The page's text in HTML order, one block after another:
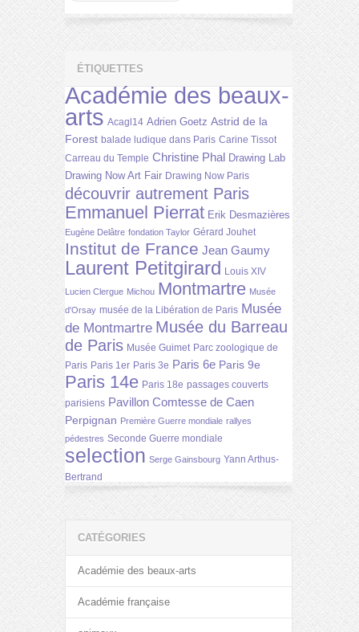
ÉTIQUETTES
Académie des beaux-
arts Acagl14 Adrien Goetz Astrid de la
Forest balade ludique dans Paris Carine Tissot
Carreau du Temple Christine Phal Drawing Lab
Drawing Now Art Fair Drawing Now Paris
découvrir autrement Paris
Emmanuel Pierrat Erik Desmazières
Eugène Delâtre fondation Taylor Gérard Jouhet
Institut de France Jean Gaumy
Laurent Petitgirard Louis XIV
Lucien Clergue Michou Montmartre Musée
d'Orsay musée de la Libération de Paris Musée
de Montmartre Musée du Barreau
de Paris Musée Guimet Parc zoologique de
Paris Paris 1er Paris 3e Paris 6e Paris 9e
Paris 14e Paris 18e passages couverts
parisiens Pavillon Comtesse de Caen
Perpignan Première Guerre mondiale rallyes
pédestres Seconde Guerre mondiale
selection Serge Gainsbourg Yann Arthus-
Bertrand
CATÉGORIES
Académie des beaux-arts
Académie française